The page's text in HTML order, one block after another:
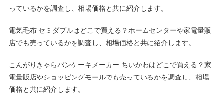
っているかを調査し、相場価格と共に紹介します。
電気毛布 セミダブルはどこで買える？ホームセンターや家電量販
店でも売っているかを調査し、相場価格と共に紹介します。
こんがりきゃらパンケーキメーカー ちいかわはどこで買える？家
電量販店やショッピングモールでも売っているかを調査し、相場
価格と共に紹介します。